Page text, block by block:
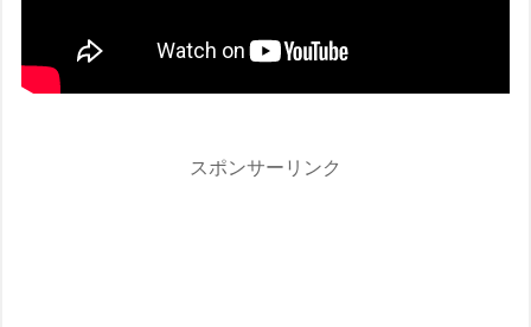
スポンサーリンク